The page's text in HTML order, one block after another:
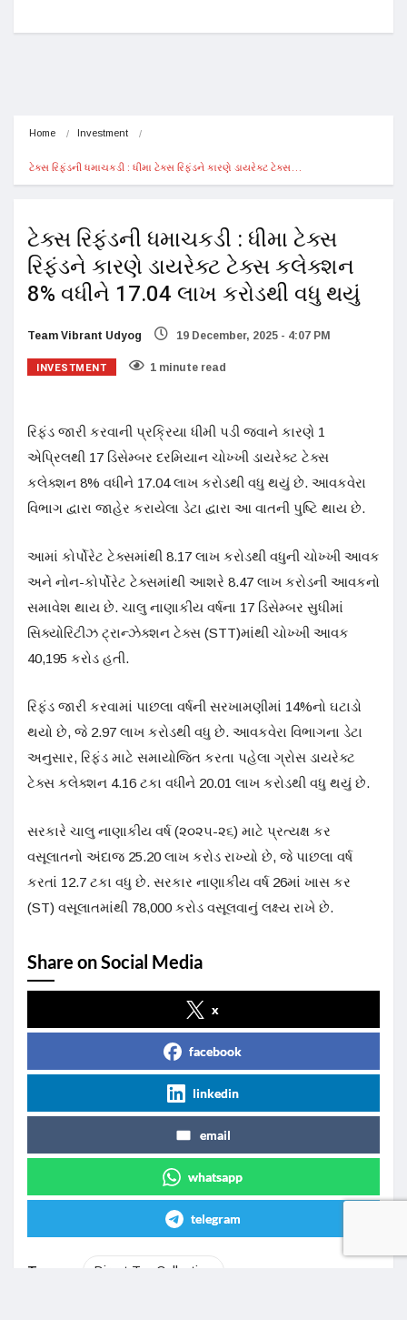
Home Investment
ટેક્સ રિફંડની ધમાચકડી : ધીમા ટેક્સ રિફંડને કારણે ડાયરેક્ટ ટેક્સ…
ટેક્સ રિફંડની ધમાચકડી : ધીમા ટેક્સ
રિફંડને કારણે ડાયરેક્ટ ટેક્સ કલેક્શન
8% વધીને 17.04 લાખ કરોડથી વધુ થયું
Team Vibrant Udyog 19 December, 2025 - 4:07 PM
INVESTMENT 1 minute read
રિફંડ જારી કરવાની પ્રક્રિયા ધીમી પડી જવાને કારણે 1
એપ્રિલથી 17 ડિસેમ્બર દરમિયાન ચોખ્ખી ડાયરેક્ટ ટેક્સ
કલેક્શન 8% વધીને 17.04 લાખ કરોડથી વધુ થયું છે. આવકવેરા
વિભાગ દ્વારા જાહેર કરાયેલા ડેટા દ્વારા આ વાતની પુષ્ટિ થાય છે.
આમાં કોર્પોરેટ ટેક્સમાંથી 8.17 લાખ કરોડથી વધુની ચોખ્ખી આવક
અને નોન-કોર્પોરેટ ટેક્સમાંથી આશરે 8.47 લાખ કરોડની આવકનો
સમાવેશ થાય છે. ચાલુ નાણાકીય વર્ષના 17 ડિસેમ્બર સુધીમાં
સિક્યોરિટીઝ ટ્રાન્ઝેક્શન ટેક્સ (STT)માંથી ચોખ્ખી આવક
40,195 કરોડ હતી.
રિફંડ જારી કરવામાં પાછલા વર્ષની સરખામણીમાં 14%નો ઘટાડો
થયો છે, જે 2.97 લાખ કરોડથી વધુ છે. આવકવેરા વિભાગના ડેટા
અનુસાર, રિફંડ માટે સમાયોજિત કરતા પહેલા ગ્રોસ ડાયરેક્ટ
ટેક્સ કલેક્શન 4.16 ટકા વધીને 20.01 લાખ કરોડથી વધુ થયું છે.
સરકારે ચાલુ નાણાકીય વર્ષ (૨૦૨૫-૨૬) માટે પ્રત્યક્ષ કર
વસૂલાતનો અંદાજ 25.20 લાખ કરોડ રાખ્યો છે, જે પાછલા વર્ષ
કરતાં 12.7 ટકા વધુ છે. સરકાર નાણાકીય વર્ષ 26માં ખાસ કર
(ST) વસૂલાતમાંથી 78,000 કરોડ વસૂલવાનું લક્ષ્ય રાખે છે.
Share on Social Media
x
facebook
linkedin
email
whatsapp
telegram
Tags Direct Tax Collection